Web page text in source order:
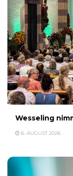
Wesseling
6. AUGUST 2026